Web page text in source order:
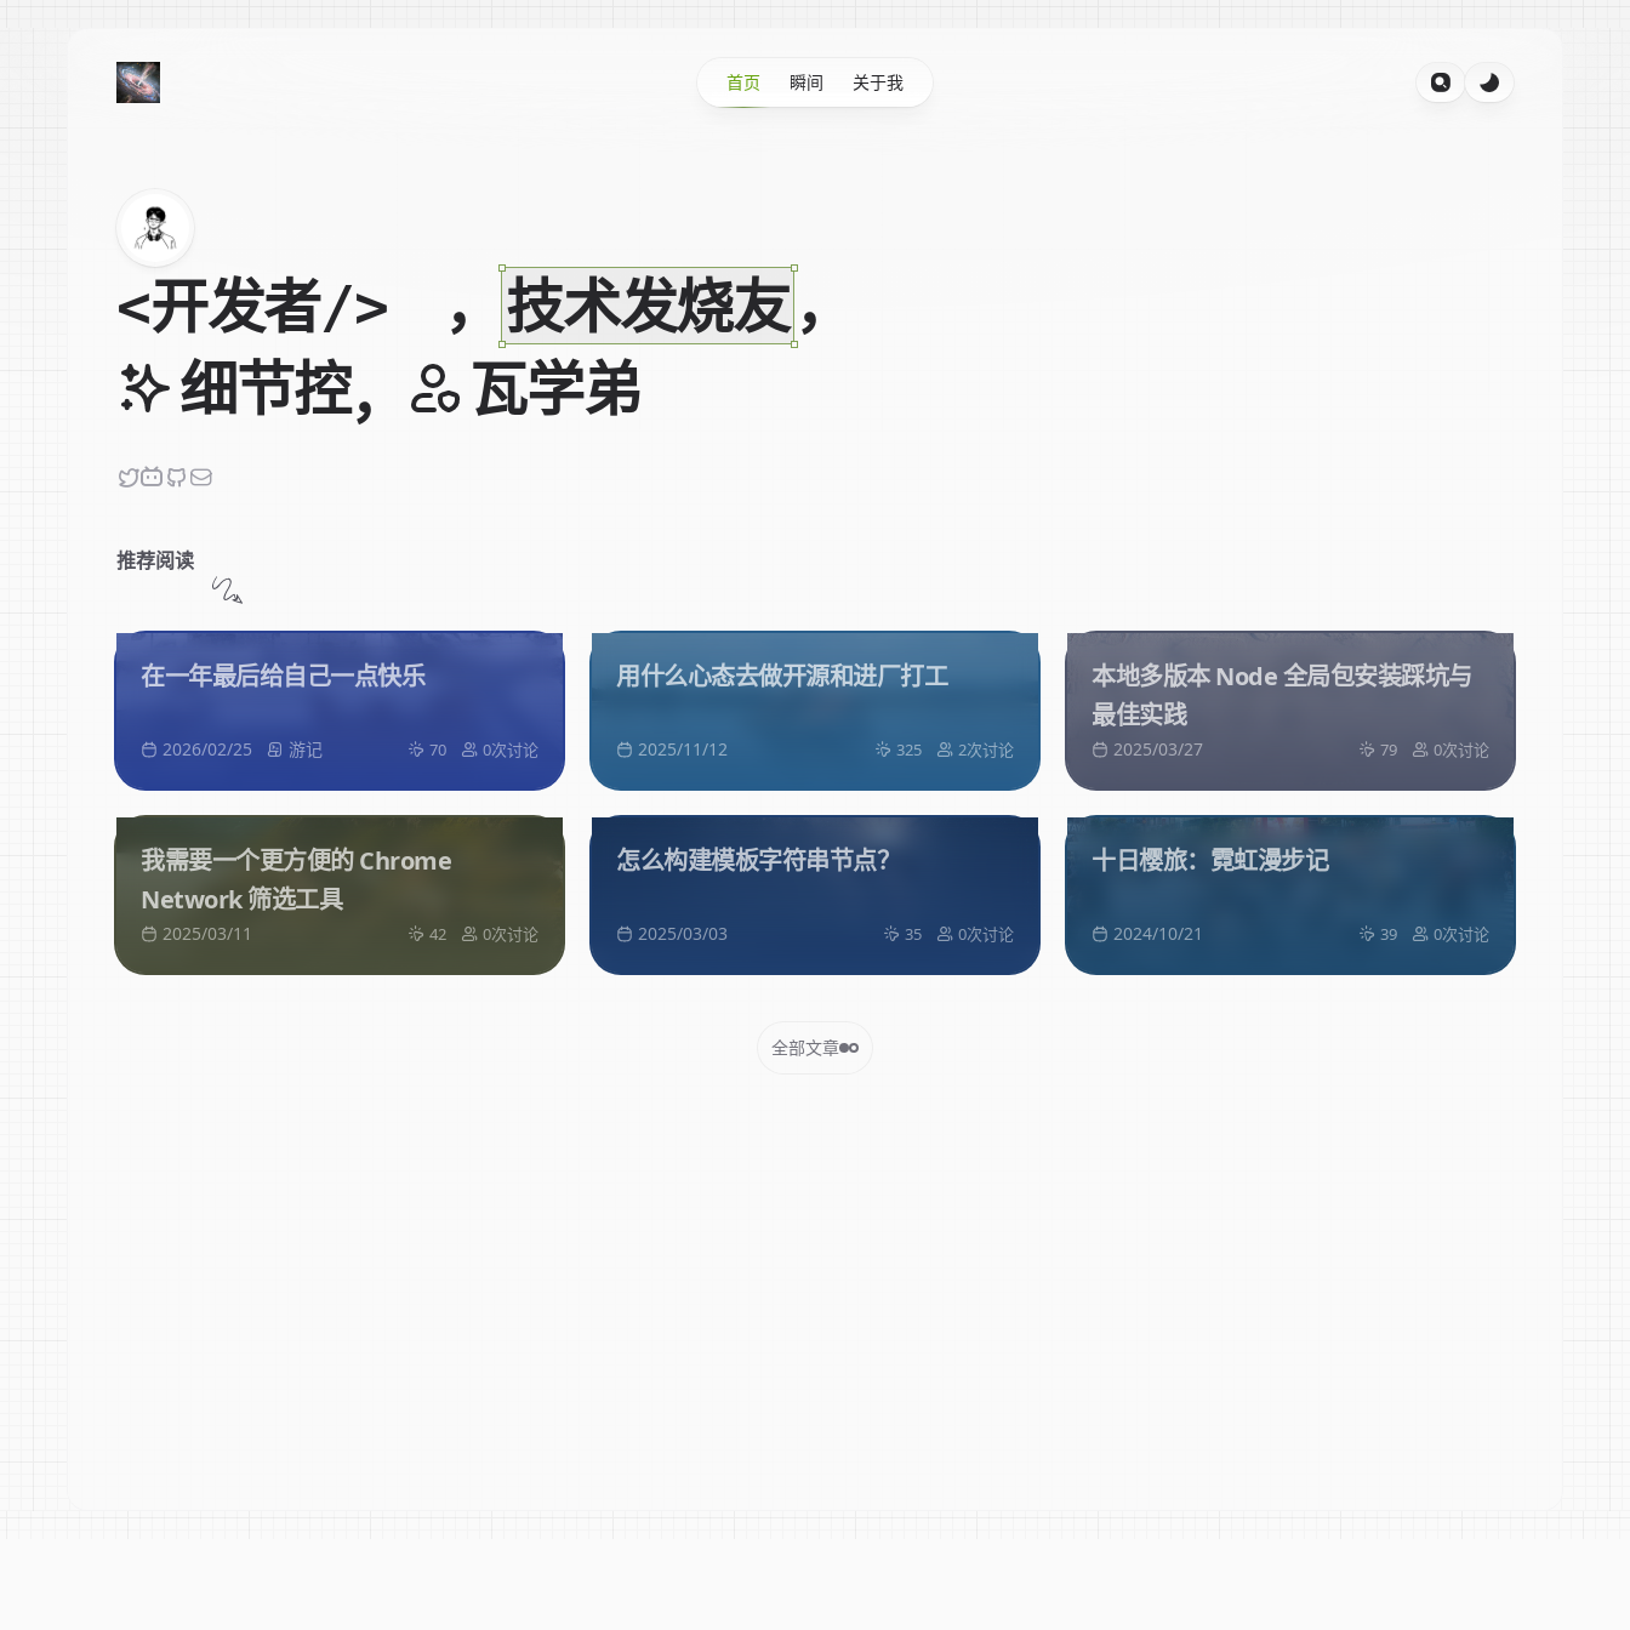
首页 瞬间 关于我
<开发者/> ， 技术发烧友，
细节控， 瓦学弟
推荐阅读
在一年最后给自己一点快乐
2026/02/25 游记 70 0次讨论
用什么心态去做开源和进厂打工
2025/11/12 325 2次讨论
本地多版本 Node 全局包安装踩坑与
最佳实践
2025/03/27 79 0次讨论
我需要一个更方便的 Chrome
Network 筛选工具
2025/03/11 42 0次讨论
怎么构建模板字符串节点？
2025/03/03 35 0次讨论
十日樱旅：霓虹漫步记
2024/10/21 39 0次讨论
全部文章